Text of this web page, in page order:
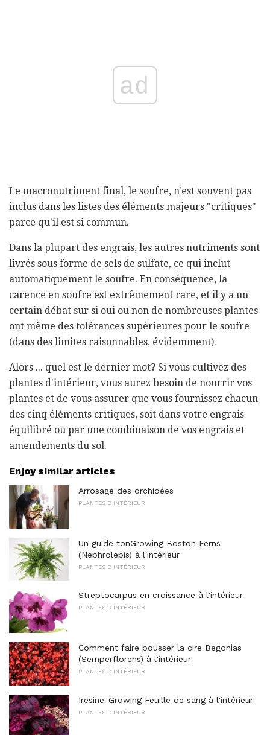
ad
Le macronutriment final, le soufre, n'est souvent pas
inclus dans les listes des éléments majeurs "critiques"
parce qu'il est si commun.
Dans la plupart des engrais, les autres nutriments sont
livrés sous forme de sels de sulfate, ce qui inclut
automatiquement le soufre. En conséquence, la
carence en soufre est extrêmement rare, et il y a un
certain débat sur si oui ou non de nombreuses plantes
ont même des tolérances supérieures pour le soufre
(dans des limites raisonnables, évidemment).
Alors ... quel est le dernier mot? Si vous cultivez des
plantes d'intérieur, vous aurez besoin de nourrir vos
plantes et de vous assurer que vous fournissez chacun
des cinq éléments critiques, soit dans votre engrais
équilibré ou par une combinaison de vos engrais et
amendements du sol.
Enjoy similar articles
Arrosage des orchidées
PLANTES D'INTÉRIEUR
Un guide tonGrowing Boston Ferns
(Nephrolepis) à l'intérieur
PLANTES D'INTÉRIEUR
Streptocarpus en croissance à l'intérieur
PLANTES D'INTÉRIEUR
Comment faire pousser la cire Begonias
(Semperflorens) à l'intérieur
PLANTES D'INTÉRIEUR
Iresine-Growing Feuille de sang à l'intérieur
PLANTES D'INTÉRIEUR